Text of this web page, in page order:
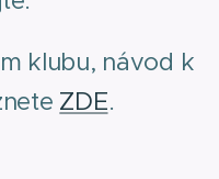
klubu, návod k
ZDE.